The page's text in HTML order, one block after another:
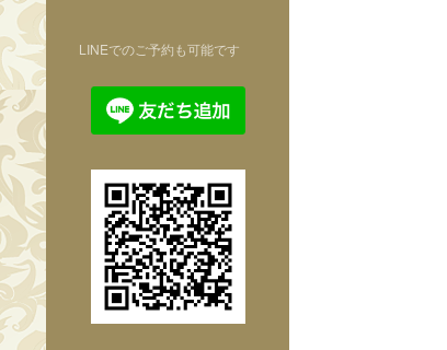
LINEでのご予約も可能です